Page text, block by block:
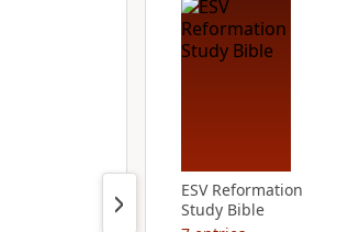
ESV Reformation
Study Bible